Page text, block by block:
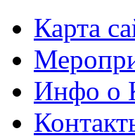
Карта
Инфо о